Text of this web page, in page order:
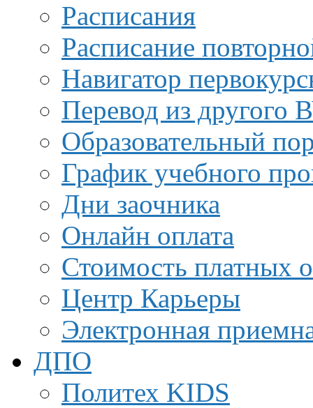
Расписания
Расписание
Навигатор
Перевод из другого
Образовательный
График учебного
Дни заочника
Онлайн оплата
Стоимость платных
Центр Карьеры
Электронная
ДПО
Политех KIDS